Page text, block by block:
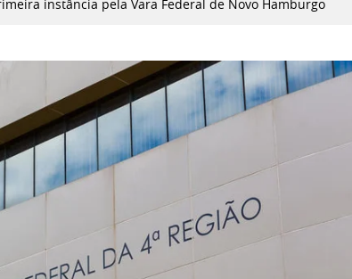
instância pela Vara Federal de Novo Hamburgo